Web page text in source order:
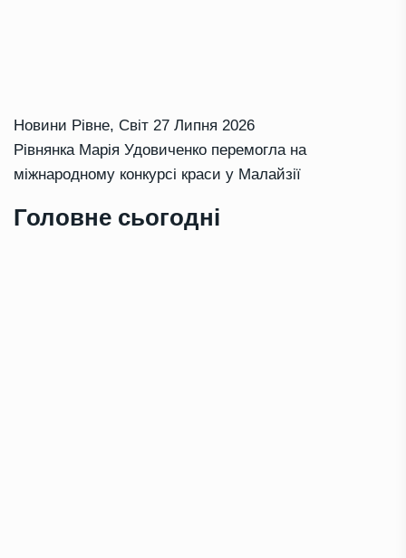
Новини Рівне, Світ 27 Липня 2026
Рівнянка Марія Удовиченко перемогла на
міжнародному конкурсі краси у Малайзії
Головне сьогодні